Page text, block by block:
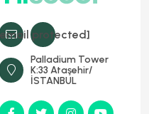
protected]
Palladium Tower
K:33 Ataşehir/
İSTANBUL